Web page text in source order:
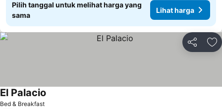
Pilih tanggal untuk melihat harga yang
sama
Lihat harga
Bagikan
Bed & Breakfast
El Palacio